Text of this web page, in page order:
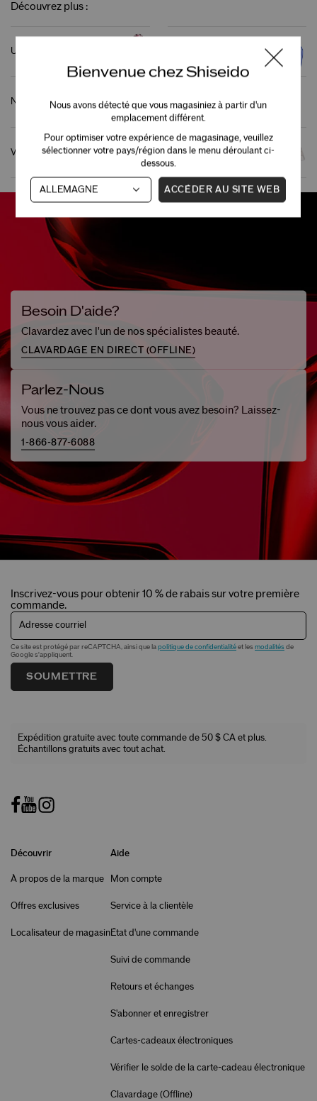
Découvrez plus :
Ultimune
Nettoyant Fond de teint
Vital Perfection Bio-Performance
Besoin D'aide?
Clavardez avec l'un de nos spécialistes beauté.
CLAVARDAGE EN DIRECT (OFFLINE)
Parlez-Nous
Vous ne trouvez pas ce dont vous avez besoin? Laissez-
nous vous aider.
1-866-877-6088
Inscrivez-vous pour obtenir 10 % de rabais sur votre première
commande.
Adresse courriel
Ce site est protégé par reCAPTCHA, ainsi que la politique de confidentialité et les modalités de
Google s'appliquent.
SOUMETTRE
Expédition gratuite avec toute commande de 50 $ CA et plus.
Échantillons gratuits avec tout achat.
Découvrir
À propos de la marque
Offres exclusives
Localisateur de magasin
Aide
Mon compte
Service à la clientèle
État d'une commande
Suivi de commande
Retours et échanges
S'abonner et enregistrer
Cartes-cadeaux électroniques
Vérifier le solde de la carte-cadeau électronique
Clavardage (Offline)
Bienvenue chez Shiseido
Nous avons détecté que vous magasiniez à partir d'un
emplacement différent.
Pour optimiser votre expérience de magasinage, veuillez
sélectionner votre pays/région dans le menu déroulant ci-
dessous.
ACCÉDER AU SITE WEB